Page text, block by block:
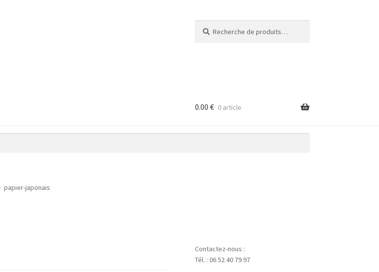
pour :
0.00 € 0 article
papier-japonais
Contactez-nous :
Tél. : 06 52 40 79 97